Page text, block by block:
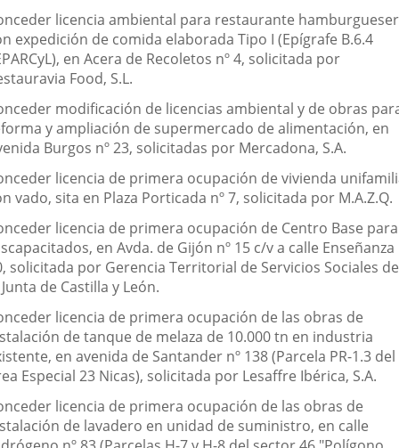
licencia ambiental para restaurante
expedición de comida elaborada Tipo I (Epígrafe B.6.4
en Acera de Recoletos nº 4, solicitada por
Food, S.L.
modificación de licencias ambiental y de obras
y ampliación de supermercado de alimentación, en
Burgos nº 23, solicitadas por Mercadona, S.A.
licencia de primera ocupación de vivienda
vado, sita en Plaza Porticada nº 7, solicitada por M.A.Z.Q.
licencia de primera ocupación de Centro Base para
en Avda. de Gijón nº 15 c/v a calle Enseñanza
solicitada por Gerencia Territorial de Servicios Sociales de
de Castilla y León.
licencia de primera ocupación de las obras de
de tanque de melaza de 10.000 tn en industria
en avenida de Santander nº 138 (Parcela PR-1.3 del
Especial 23 Nicas), solicitada por Lesaffre Ibérica, S.A.
licencia de primera ocupación de las obras de
de lavadero en unidad de suministro, en calle